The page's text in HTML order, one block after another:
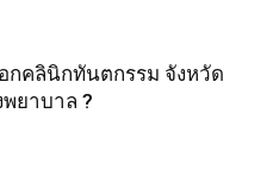
กคลินิกทันตกรรม จังหวัด
ยาบาล ?